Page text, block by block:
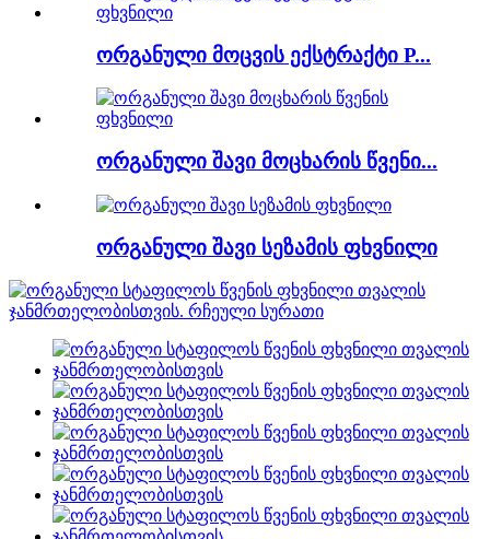
ორგანული მოცვის ექსტრაქტი P...
ორგანული შავი მოცხარის წვენი...
ორგანული შავი სეზამის ფხვნილი